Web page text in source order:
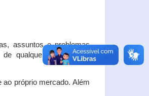
assuntos e problemas
qualquer interessado,
próprio mercado. Além